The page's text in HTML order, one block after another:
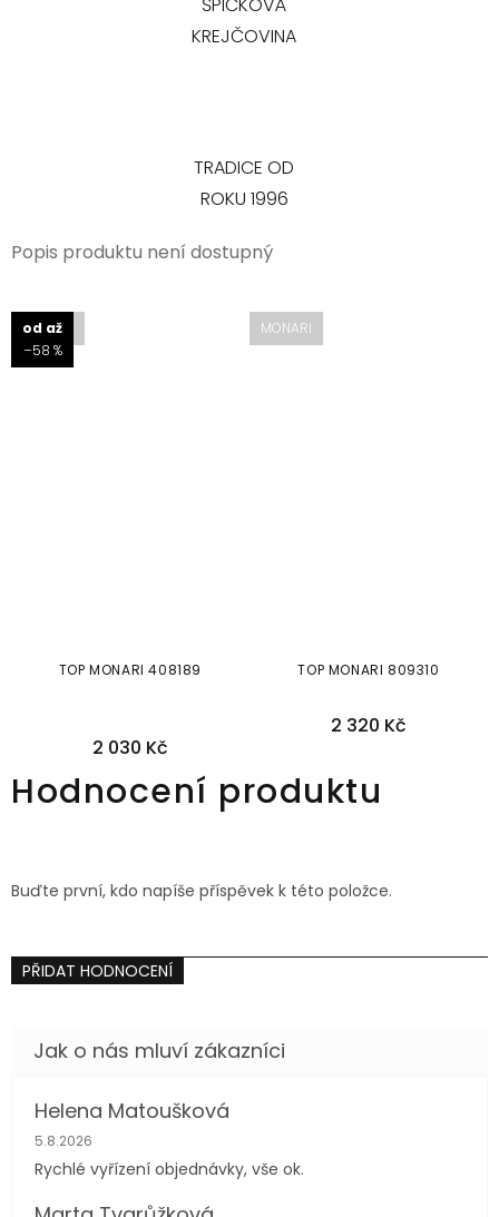
ŠPIČKOVÁ
KREJČOVINA
TRADICE OD
ROKU 1996
Popis produktu není dostupný
MONARI
od až
–58 %
TOP MONARI 408189
2 030 Kč
MONARI
TOP MONARI 809310
2 320 Kč
Hodnocení produktu
Buďte první, kdo napíše příspěvek k této položce.
PŘIDAT HODNOCENÍ
Helena Matoušková
Hodnocení obchodu je 5 z 5 hvězdiček.
5.8.2026
Rychlé vyřízení objednávky, vše ok.